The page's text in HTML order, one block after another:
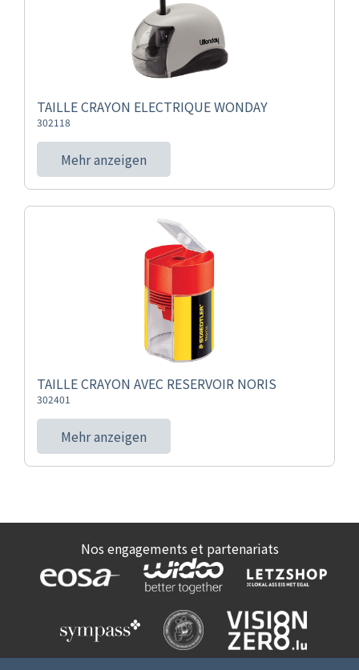
TAILLE CRAYON ELECTRIQUE WONDAY
302118
Mehr anzeigen
TAILLE CRAYON AVEC RESERVOIR NORIS
302401
Mehr anzeigen
Nos engagements et partenariats